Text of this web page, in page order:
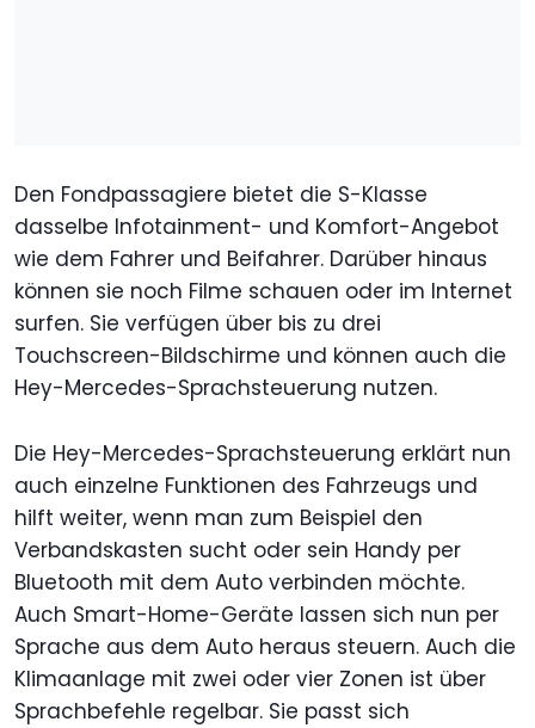
Den Fondpassagiere bietet die S-Klasse
dasselbe Infotainment- und Komfort-Angebot
wie dem Fahrer und Beifahrer. Darüber hinaus
können sie noch Filme schauen oder im Internet
surfen. Sie verfügen über bis zu drei
Touchscreen-Bildschirme und können auch die
Hey-Mercedes-Sprachsteuerung nutzen.
Die Hey-Mercedes-Sprachsteuerung erklärt nun
auch einzelne Funktionen des Fahrzeugs und
hilft weiter, wenn man zum Beispiel den
Verbandskasten sucht oder sein Handy per
Bluetooth mit dem Auto verbinden möchte.
Auch Smart-Home-Geräte lassen sich nun per
Sprache aus dem Auto heraus steuern. Auch die
Klimaanlage mit zwei oder vier Zonen ist über
Sprachbefehle regelbar. Sie passt sich